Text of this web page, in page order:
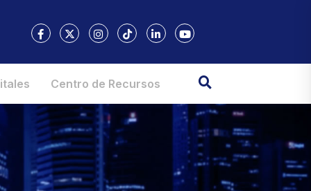
Centro de Recursos